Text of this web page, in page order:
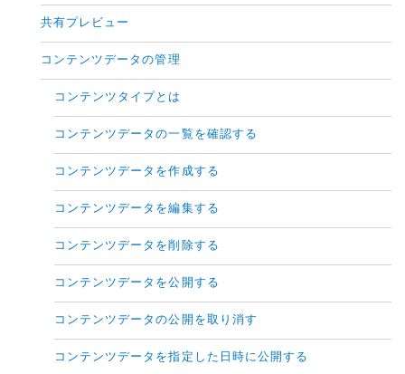
共有プレビュー
コンテンツデータの管理
コンテンツタイプとは
コンテンツデータの一覧を確認する
コンテンツデータを作成する
コンテンツデータを編集する
コンテンツデータを削除する
コンテンツデータを公開する
コンテンツデータの公開を取り消す
コンテンツデータを指定した日時に公開する